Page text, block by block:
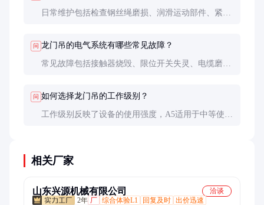
日常维护包括检查钢丝绳磨损、润滑运动部件、紧固
问 龙门吊的电气系统有哪些常见故障？
常见故障包括接触器烧毁、限位开关失灵、电缆磨损
问 如何选择龙门吊的工作级别？
工作级别反映了设备的使用强度，A5适用于中等使用
相关厂家
山东兴源机械有限公司
洽谈
2年 厂 综合体验L1 回复及时 出价迅速